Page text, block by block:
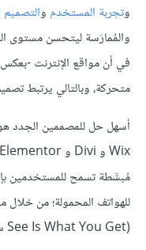
وتجربة المستخدم و
والمُمارَسة ليتحسن مستوى
في أن مواقع الإنترنت -
متحركة، وبالتالي يرتبط
أسهل حل للمصممين الجدد
مُبسَّطة تسمح للمستخدمين
See Is What You Get) سهلة الاستخدام.